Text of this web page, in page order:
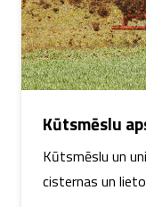
Kūtsmēslu
Kūtsmēslu un
cisternas un